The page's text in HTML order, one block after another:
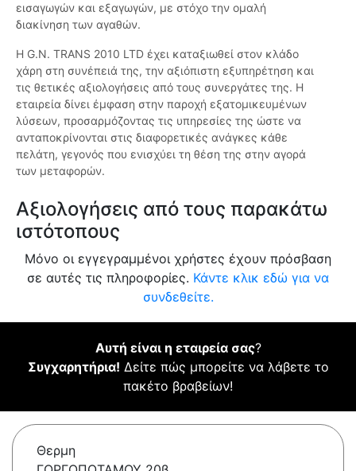
εισαγωγών και εξαγωγών, με στόχο την ομαλή
διακίνηση των αγαθών.
Η G.N. TRANS 2010 LTD έχει καταξιωθεί στον κλάδο
χάρη στη συνέπειά της, την αξιόπιστη εξυπηρέτηση και
τις θετικές αξιολογήσεις από τους συνεργάτες της. Η
εταιρεία δίνει έμφαση στην παροχή εξατομικευμένων
λύσεων, προσαρμόζοντας τις υπηρεσίες της ώστε να
ανταποκρίνονται στις διαφορετικές ανάγκες κάθε
πελάτη, γεγονός που ενισχύει τη θέση της στην αγορά
των μεταφορών.
Αξιολογήσεις από τους παρακάτω
ιστότοπους
Μόνο οι εγγεγραμμένοι χρήστες έχουν πρόσβαση
σε αυτές τις πληροφορίες. Κάντε κλικ εδώ για να
συνδεθείτε.
Αυτή είναι η εταιρεία σας?
Συγχαρητήρια! Δείτε πώς μπορείτε να λάβετε το
πακέτο βραβείων!
Θερμη